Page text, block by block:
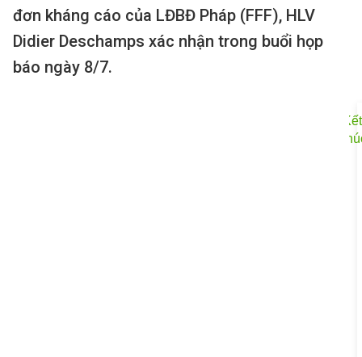
đơn kháng cáo của LĐBĐ Pháp (FFF), HLV
Didier Deschamps xác nhận trong buổi họp
báo ngày 8/7.